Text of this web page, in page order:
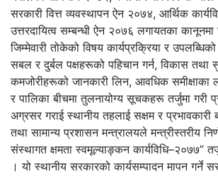
सरकारी वित्त व्यवस्थापन ऐन २०७४, आर्थिक
उत्तरदायित्व सम्बन्धी ऐन २०७६ लगायतका कानूनमा
जिम्मेवारी तोकेको विषय कार्यप्रक्रिया र
सबल र दुर्बल पक्षहरूको पहिचान गर्न, विकास तथा
कमजोरीहरूको जानकारी लिन, आवधिक समीक्षाका
र पालिका बीचमा तुलनायोग्य सूचकहरू तर्जुमा गरी
अग्रसर गराई स्थानीय तहलाई सक्षम र प्रभावकारी
तथा सामान्य प्रशासन मन्त्रालयले मन्त्रीस्तरीय
संस्थागत क्षमता स्वमूल्याङ्कन कार्यविधि–२०७७”
। यो स्थानीय सरकारको कार्यसम्पादन मापन गर्ने